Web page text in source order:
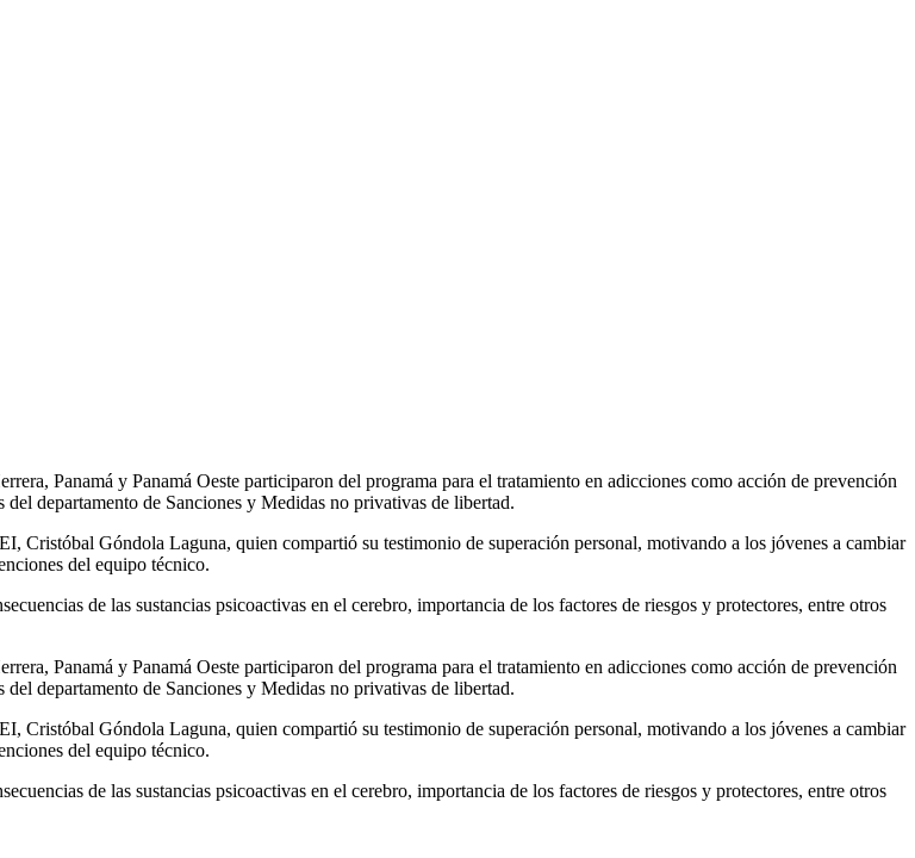
Panamá y Panamá Oeste participaron del programa para el tratamiento en adicciones como acción de prevención
departamento de Sanciones y Medidas no privativas de libertad.
Cristóbal Góndola Laguna, quien compartió su testimonio de superación personal, motivando a los jóvenes a cambiar
del equipo técnico.
de las sustancias psicoactivas en el cerebro, importancia de los factores de riesgos y protectores, entre otros
Panamá y Panamá Oeste participaron del programa para el tratamiento en adicciones como acción de prevención
departamento de Sanciones y Medidas no privativas de libertad.
Cristóbal Góndola Laguna, quien compartió su testimonio de superación personal, motivando a los jóvenes a cambiar
del equipo técnico.
de las sustancias psicoactivas en el cerebro, importancia de los factores de riesgos y protectores, entre otros